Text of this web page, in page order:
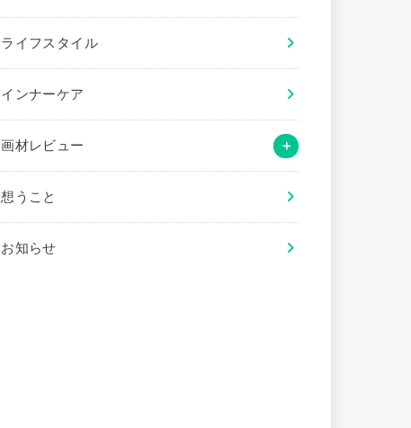
ライフスタイル
インナーケア
画材レビュー
想うこと
お知らせ